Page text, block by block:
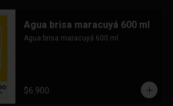
Agua brisa maracuyá 600 ml
Agua brisa maracuyá 600 ml
$6.900